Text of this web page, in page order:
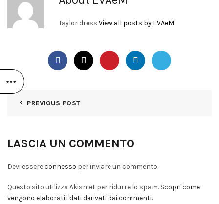
Taylor dress View all posts by EVAeM
PREVIOUS POST
LASCIA UN COMMENTO
Devi essereconnesso per inviare un commento.
Questo sito utilizza Akismet per ridurre lo spam. Scopri come
vengono elaborati i dati derivati dai commenti.